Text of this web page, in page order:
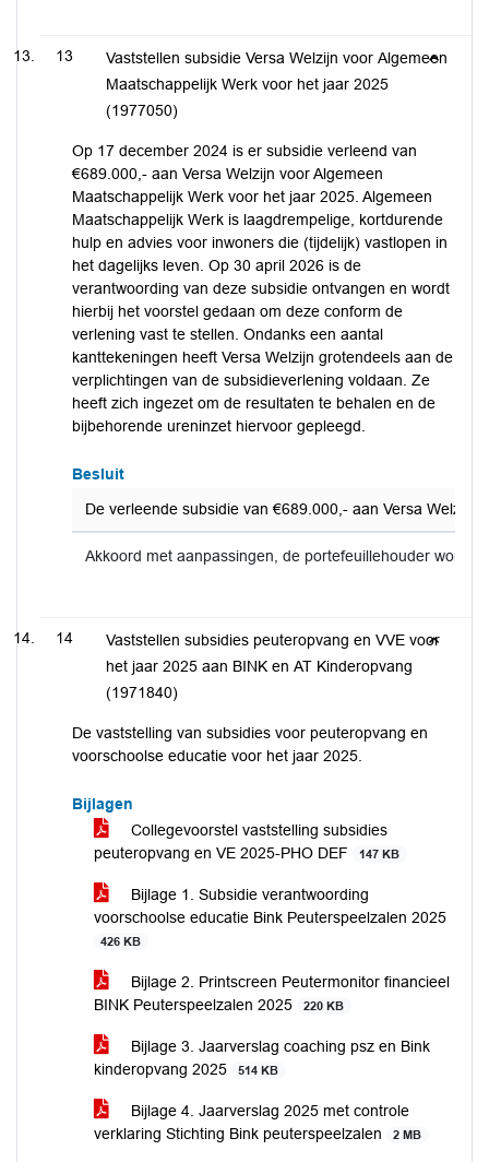
13
Vaststellen subsidie Versa Welzijn voor Algemeen
Maatschappelijk Werk voor het jaar 2025
(1977050)
Op 17 december 2024 is er subsidie verleend van
€689.000,- aan Versa Welzijn voor Algemeen
Maatschappelijk Werk voor het jaar 2025. Algemeen
Maatschappelijk Werk is laagdrempelige, kortdurende
hulp en advies voor inwoners die (tijdelijk) vastlopen in
het dagelijks leven. Op 30 april 2026 is de
verantwoording van deze subsidie ontvangen en wordt
hierbij het voorstel gedaan om deze conform de
verlening vast te stellen. Ondanks een aantal
kanttekeningen heeft Versa Welzijn grotendeels aan de
verplichtingen van de subsidieverlening voldaan. Ze
heeft zich ingezet om de resultaten te behalen en de
bijbehorende ureninzet hiervoor gepleegd.
Besluit
De verleende subsidie van €689.000,- aan Versa
Akkoord met aanpassingen, de portefeuillehouder wordt
14
Vaststellen subsidies peuteropvang en VVE voor
het jaar 2025 aan BINK en AT Kinderopvang
(1971840)
De vaststelling van subsidies voor peuteropvang en
voorschoolse educatie voor het jaar 2025.
Bijlagen
Collegevoorstel vaststelling subsidies
peuteropvang en VE 2025-PHO DEF
147 KB
Bijlage 1. Subsidie verantwoording
voorschoolse educatie Bink Peuterspeelzalen 2025
426 KB
Bijlage 2. Printscreen Peutermonitor financieel
BINK Peuterspeelzalen 2025
220 KB
Bijlage 3. Jaarverslag coaching psz en Bink
kinderopvang 2025
514 KB
Bijlage 4. Jaarverslag 2025 met controle
verklaring Stichting Bink peuterspeelzalen
2 MB